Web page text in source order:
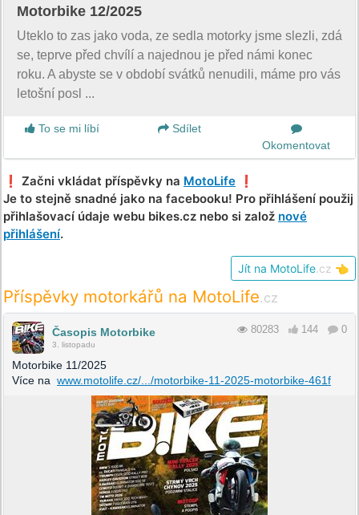
Motorbike 12/2025
Uteklo to zas jako voda, ze sedla motorky jsme slezli, zdá
se, teprve před chvílí a najednou je před námi konec
roku. A abyste se v období svátků nenudili, máme pro vás
letošní posl ...
To se mi líbí
Sdílet
Okomentovat
❗️ Začni vkládat příspěvky na MotoLife ❗️
Je to stejně snadné jako na facebooku! Pro přihlášení použij
přihlašovací údaje webu bikes.cz nebo si založ nové
přihlášení.
Jít na MotoLife .cz 👈
Příspěvky motorkářů na MotoLife.cz
Časopis Motorbike
3. listopadu
80283 144 0
Motorbike 11/2025
Více na www.motolife.cz/.../motorbike-11-2025-motorbike-461f